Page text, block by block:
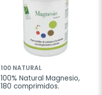
100 NATURAL
100% Natural Magnesio,
180 comprimidos.